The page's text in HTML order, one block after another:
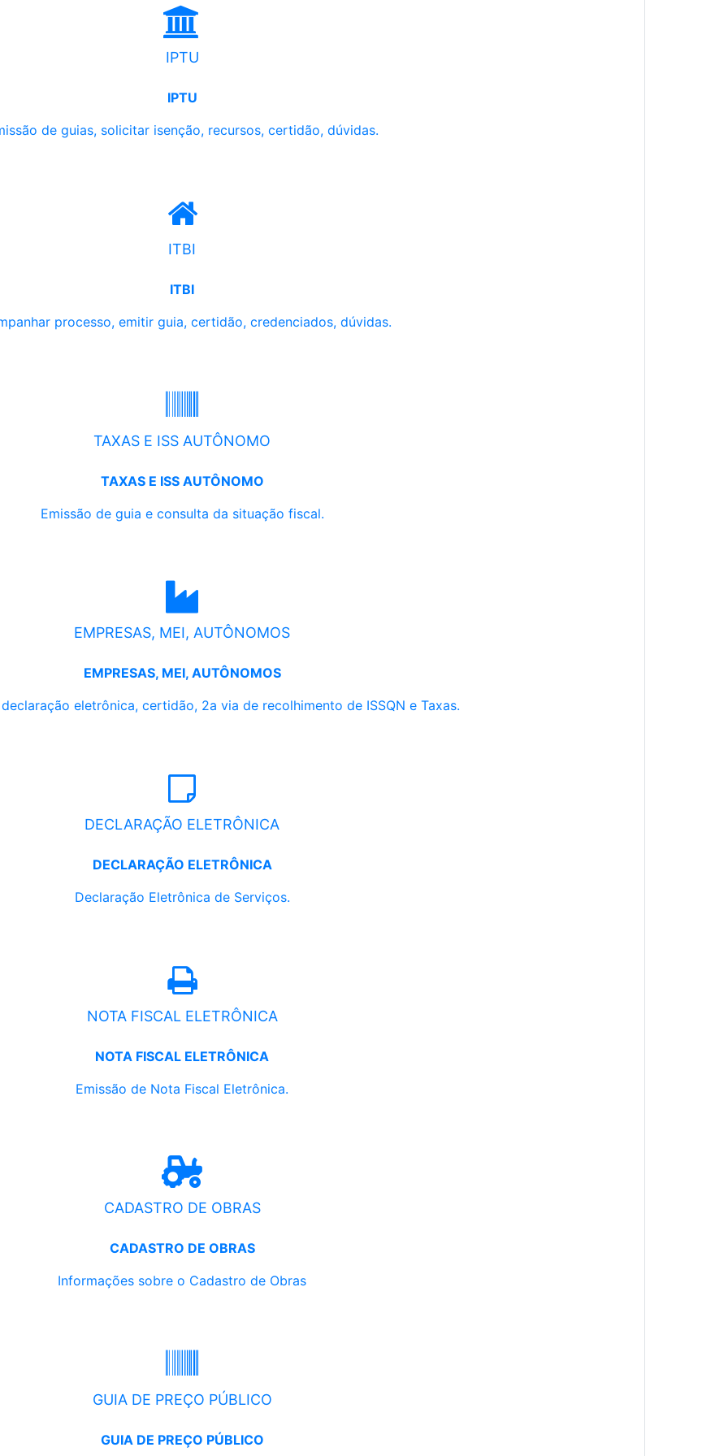
IPTU
IPTU
de guias, solicitar isenção, recursos, certidão, dúvidas.
ITBI
ITBI
processo, emitir guia, certidão, credenciados, dúvidas.
TAXAS E ISS AUTÔNOMO
TAXAS E ISS AUTÔNOMO
Emissão de guia e consulta da situação fiscal.
EMPRESAS, MEI, AUTÔNOMOS
EMPRESAS, MEI, AUTÔNOMOS
eletrônica, certidão, 2a via de recolhimento de ISSQN e Taxas.
DECLARAÇÃO ELETRÔNICA
DECLARAÇÃO ELETRÔNICA
Declaração Eletrônica de Serviços.
NOTA FISCAL ELETRÔNICA
NOTA FISCAL ELETRÔNICA
Emissão de Nota Fiscal Eletrônica.
CADASTRO DE OBRAS
CADASTRO DE OBRAS
Informações sobre o Cadastro de Obras
GUIA DE PREÇO PÚBLICO
GUIA DE PREÇO PÚBLICO